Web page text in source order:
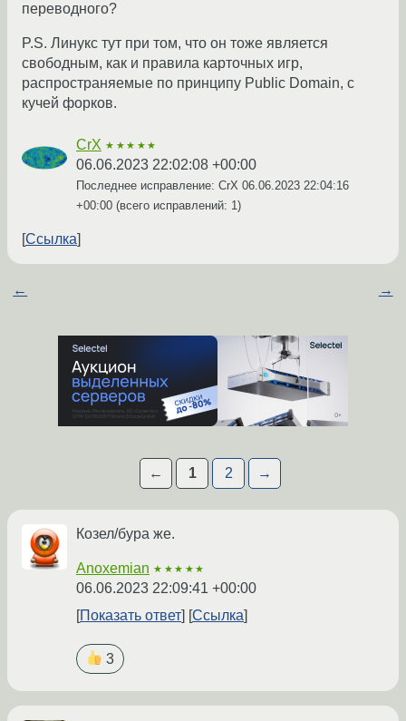
переводного?
P.S. Линукс тут при том, что он тоже является
свободным, как и правила карточных игр,
распространяемые по принципу Public Domain, с
кучей форков.
CrX ★★★★★
06.06.2023 22:02:08 +00:00
Последнее исправление: CrX 06.06.2023 22:04:16
+00:00 (всего исправлений: 1)
Ссылка
← →
← 1 2 →
Козел/бура же.
Anoxemian ★★★★★
06.06.2023 22:09:41 +00:00
Показать ответ
Ссылка
3